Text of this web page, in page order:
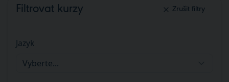
Filtrovat kurzy Zrušit filtry
Jazyk
Vyberte...